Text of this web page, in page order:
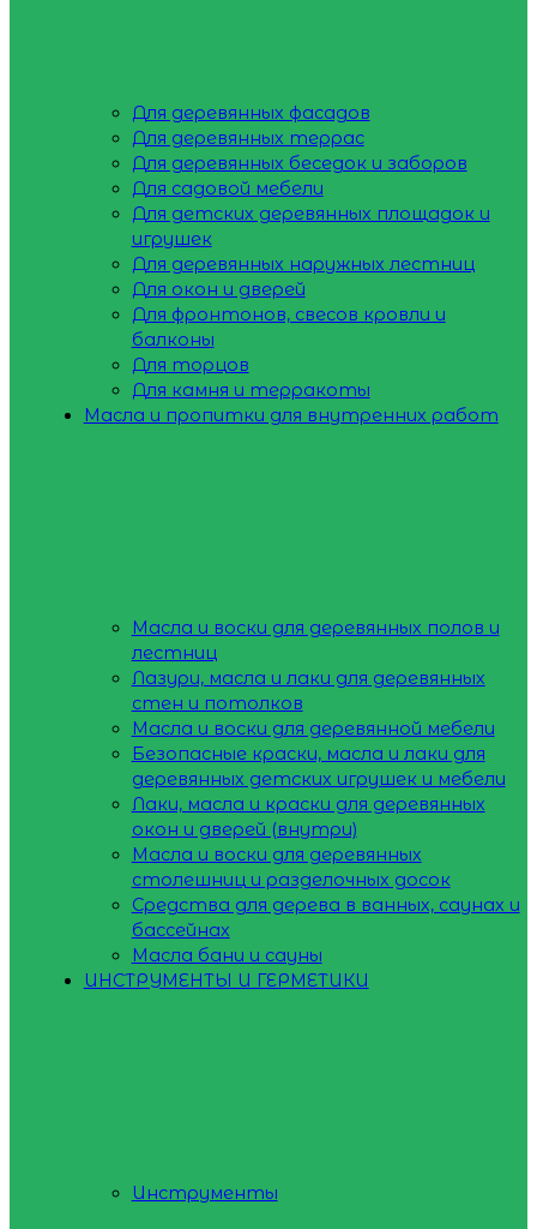
Для деревянных фасадов
Для деревянных террас
Для деревянных беседок и заборов
Для садовой мебели
Для детских деревянных площадок и
игрушек
Для деревянных наружных лестниц
Для окон и дверей
Для фронтонов, свесов кровли и
балконы
Для торцов
Для камня и терракоты
Масла и пропитки для внутренних работ
Масла и воски для деревянных полов и
лестниц
Лазури, масла и лаки для деревянных
стен и потолков
Масла и воски для деревянной мебели
Безопасные краски, масла и лаки для
деревянных детских игрушек и мебели
Лаки, масла и краски для деревянных
окон и дверей (внутри)
Масла и воски для деревянных
столешниц и разделочных досок
Средства для дерева в ванных, саунах и
бассейнах
Масла бани и сауны
ИНСТРУМЕНТЫ И ГЕРМЕТИКИ
Инструменты